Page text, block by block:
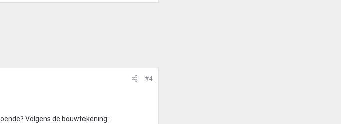
#4
Volgens de bouwtekening: